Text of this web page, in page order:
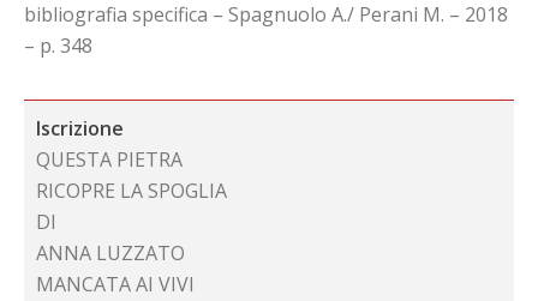
bibliografia specifica – Spagnuolo A./ Perani M. – 2018
– p. 348
Iscrizione
QUESTA PIETRA
RICOPRE LA SPOGLIA
DI
ANNA LUZZATO
MANCATA AI VIVI